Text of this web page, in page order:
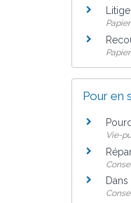
Pour en
Vie-